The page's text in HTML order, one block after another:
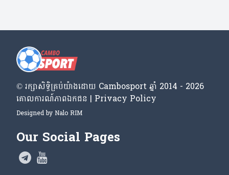
© រក្សា​សិទ្ធិ​គ្រប់​យ៉ាង​ដោយ​ Cambosport ឆ្នាំ 2014 - 2026
គោលការណ៍​ភាព​ឯកជន | Privacy Policy
Designed by Nalo RIM
Our Social Pages